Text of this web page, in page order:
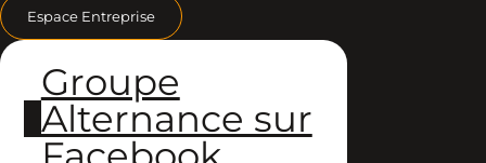
Espace Entreprise
Groupe
Alternance sur